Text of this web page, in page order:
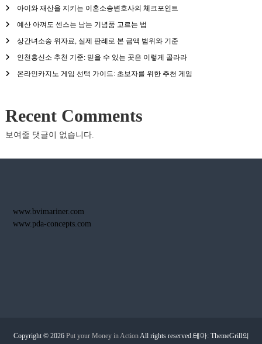
아이와 재산을 지키는 이혼소송변호사의 체크포인트
예산 아껴도 센스는 남는 기념품 고르는 법
상간녀소송 위자료, 실제 판례로 본 금액 범위와 기준
인천흥신소 추천 기준: 믿을 수 있는 곳은 이렇게 골라라
온라인카지노 게임 선택 가이드: 초보자를 위한 추천 게임
Recent Comments
보여줄 댓글이 없습니다.
www.bvimariner.com
www.pda-concepts.com
Copyright © 2026 Put your Money in Action All rights reserved.테마: ThemeGrill의